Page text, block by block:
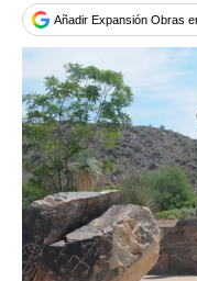
Añadir Expansión Obras